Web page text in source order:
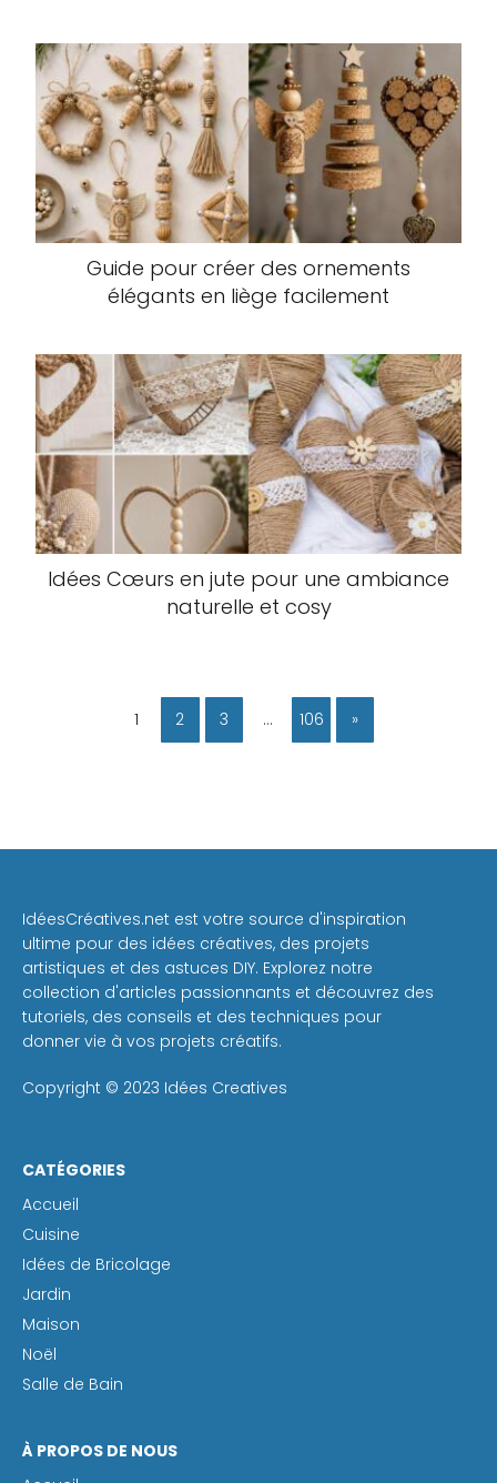
Guide pour créer des ornements
élégants en liège facilement
Idées Cœurs en jute pour une ambiance
naturelle et cosy
1 2 3 … 106 »
IdéesCréatives.net est votre source d'inspiration
ultime pour des idées créatives, des projets
artistiques et des astuces DIY. Explorez notre
collection d'articles passionnants et découvrez des
tutoriels, des conseils et des techniques pour
donner vie à vos projets créatifs.
Copyright © 2023 Idées Creatives
CATÉGORIES
Accueil
Cuisine
Idées de Bricolage
Jardin
Maison
Noël
Salle de Bain
À PROPOS DE NOUS